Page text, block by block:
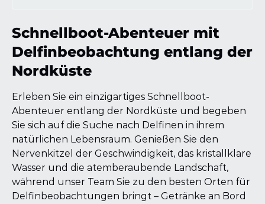
Schnellboot-Abenteuer mit
Delfinbeobachtung entlang der
Nordküste
Erleben Sie ein einzigartiges Schnellboot-
Abenteuer entlang der Nordküste und begeben
Sie sich auf die Suche nach Delfinen in ihrem
natürlichen Lebensraum. Genießen Sie den
Nervenkitzel der Geschwindigkeit, das kristallklare
Wasser und die atemberaubende Landschaft,
während unser Team Sie zu den besten Orten für
Delfinbeobachtungen bringt – Getränke an Bord